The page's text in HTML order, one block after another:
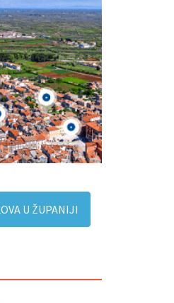
U ŽUPANIJI